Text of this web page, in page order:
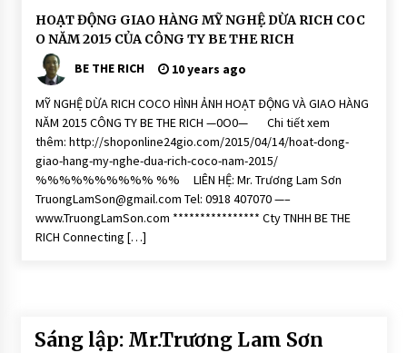
H
O
Ạ
Đ
Ộ
G
M
ỹ
g
h
ệ
D
ừ
a
HOẠT ĐỘNG GIAO HÀNG MỸ NGHỆ DỪA RICH COC
O NĂM 2015 CỦA CÔNG TY BE THE RICH
BE THE RICH
10 years ago
MỸ NGHỆ DỪA RICH COCO HÌNH ẢNH HOẠT ĐỘNG VÀ GIAO HÀNG
NĂM 2015 CÔNG TY BE THE RICH —0O0— Chi tiết xem
thêm: http://shoponline24gio.com/2015/04/14/hoat-dong-
giao-hang-my-nghe-dua-rich-coco-nam-2015/
%%%%%%%%%% %% LIÊN HỆ: Mr. Trương Lam Sơn
TruongLamSon@gmail.com Tel: 0918 407070 —–
www.TruongLamSon.com **************** Cty TNHH BE THE
RICH Connecting […]
Sáng lập: Mr.Trương Lam Sơn